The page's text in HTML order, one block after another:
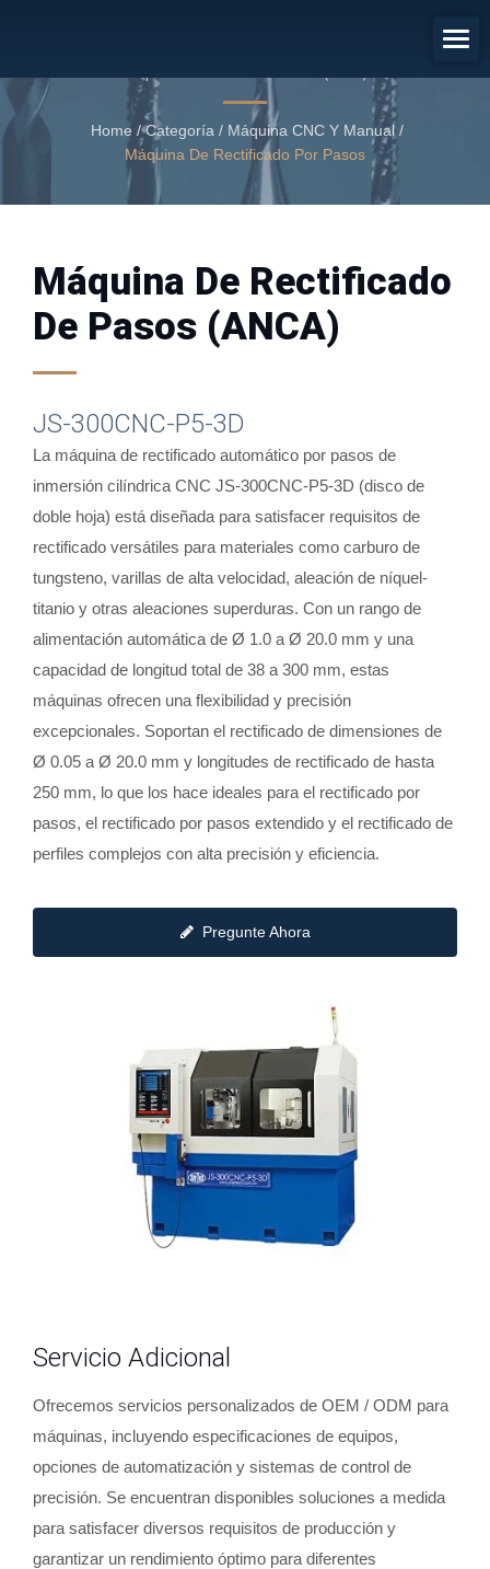
(ANCA)
Home / Categoría / Máquina CNC Y Manual /
Máquina De Rectificado Por Pasos
Máquina De Rectificado
De Pasos (ANCA)
JS-300CNC-P5-3D
La máquina de rectificado automático por pasos de
inmersión cilíndrica CNC JS-300CNC-P5-3D (disco de
doble hoja) está diseñada para satisfacer requisitos de
rectificado versátiles para materiales como carburo de
tungsteno, varillas de alta velocidad, aleación de níquel-
titanio y otras aleaciones superduras. Con un rango de
alimentación automática de Ø 1.0 a Ø 20.0 mm y una
capacidad de longitud total de 38 a 300 mm, estas
máquinas ofrecen una flexibilidad y precisión
excepcionales. Soportan el rectificado de dimensiones de
Ø 0.05 a Ø 20.0 mm y longitudes de rectificado de hasta
250 mm, lo que los hace ideales para el rectificado por
pasos, el rectificado por pasos extendido y el rectificado de
perfiles complejos con alta precisión y eficiencia.
Pregunte Ahora
Servicio Adicional
Ofrecemos servicios personalizados de OEM / ODM para
máquinas, incluyendo especificaciones de equipos,
opciones de automatización y sistemas de control de
precisión. Se encuentran disponibles soluciones a medida
para satisfacer diversos requisitos de producción y
garantizar un rendimiento óptimo para diferentes